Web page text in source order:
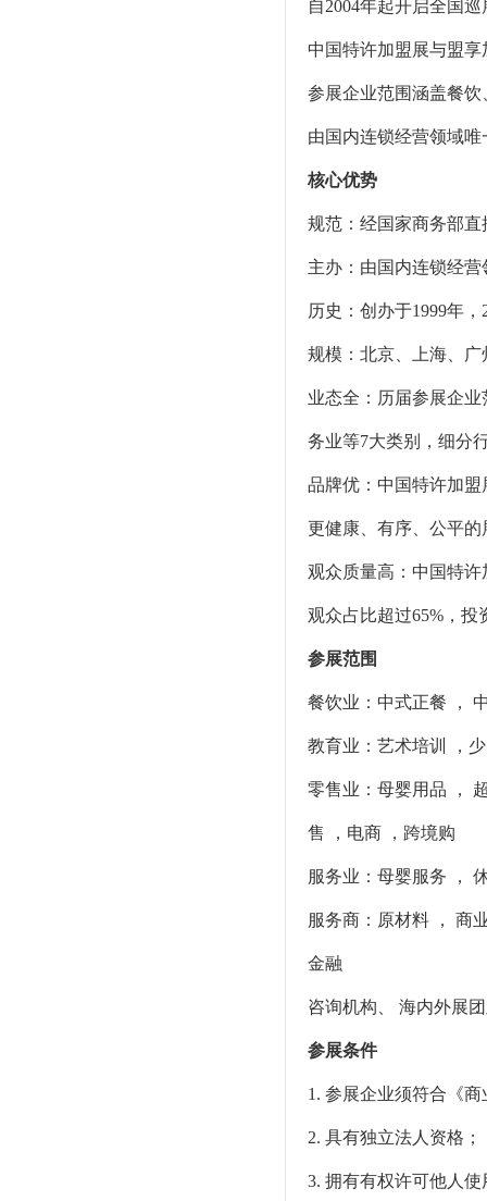
自2004年起开启全国
中国特许加盟展与盟
参展企业范围涵盖餐
由国内连锁经营领域
核心优势
规范：经国家商务部直
主办：由国内连锁经
历史：创办于1999年
规模：北京、上海、
业态全：历届参展企
务业等7大类别，细分
品牌优：中国特许加
更健康、有序、公平的
观众质量高：中国特许
观众占比超过65%，投
参展范围
餐饮业：中式正餐 ，
教育业：艺术培训 ，
零售业：母婴用品 ，
售 ，电商 ，跨境购
服务业：母婴服务 ，
服务商：原材料 ， 商
金融
咨询机构、 海内外展
参展条件
1. 参展企业须符合《
2. 具有独立法人资格；
3. 拥有有权许可他人